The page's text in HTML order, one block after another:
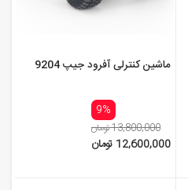
ماشین کنترلی آفرود جیپ 9204
9%
13,800,000 تومان
12,600,000 تومان